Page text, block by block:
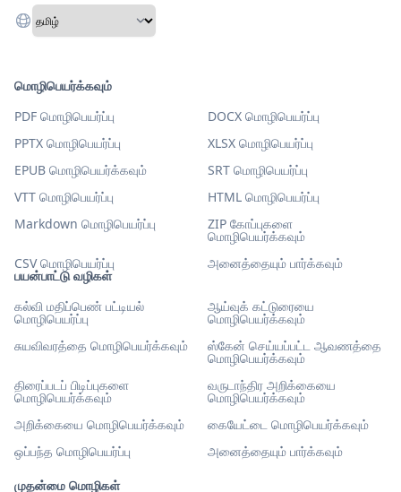
பயன்பாட்டு வழிகள்
கல்வி மதிப்பெண் பட்டியல்
மொழிபெயர்ப்பு
ஆய்வுக் கட்டுரையை
மொழிபெயர்க்கவும்
சுயவிவரத்தை மொழிபெயர்க்கவும்
ஸ்கேன் செய்யப்பட்ட ஆவணத்தை
மொழிபெயர்க்கவும்
திரைப்படப் பிடிப்புகளை
மொழிபெயர்க்கவும்
வருடாந்திர அறிக்கையை
மொழிபெயர்க்கவும்
அறிக்கையை மொழிபெயர்க்கவும்
கையேட்டை மொழிபெயர்க்கவும்
ஒப்பந்த மொழிபெயர்ப்பு
அனைத்தையும் பார்க்கவும்
முதன்மை மொழிகள்
மொழிபெயர்க்கவும்
PDF மொழிபெயர்ப்பு
DOCX மொழிபெயர்ப்பு
PPTX மொழிபெயர்ப்பு
XLSX மொழிபெயர்ப்பு
EPUB மொழிபெயர்க்கவும்
SRT மொழிபெயர்ப்பு
VTT மொழிபெயர்ப்பு
HTML மொழிபெயர்ப்பு
Markdown மொழிபெயர்ப்பு
ZIP கோப்புகளை
மொழிபெயர்க்கவும்
CSV மொழிபெயர்ப்பு
அனைத்தையும் பார்க்கவும்